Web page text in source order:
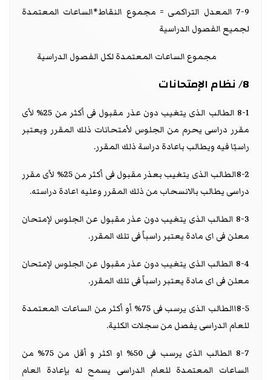
7-9 المعدل التراكمى = مجموع النقاط*الساعات المعتمدة
لجميع الفصول الدراسية
مجموع الساعات المعتمدة لكل الفصول الدراسية
8/ نظام الإمتحانات
8-1 الطالب الذى يتغيب دون عذر مقبول فى أكثر من 25% لأى
مقرر دراسى يحرم من الجلوس لأمتحانات ذلك المقرر ويعتبر
راسبًا فيه ويطالب باعادة دراسة ذلك المقرر.
8-2الطالب الذى يتغيب بعذر مقبول فى أكثر من 25% لأى مقرر
دراسى يطالب بالانسحاب من ذلك المقرر وعليه اعادة دراسته.
8-3 الطالب الذى يتغيب دون عذر مقبول عن الجلوس لإمتحان
معلن فى اى مادة يعتبر راسباً فى تلك المقرر.
8-4 الطالب الذى يتغيب دون عذر مقبول عن الجلوس لإمتحان
معلن فى اى مادة يعتبر راسباً فى تلك المقرر.
8-5االطالب الذى يرسب فى 75% أو أكثر من الساعات المعتمدة
للعام الدراسى يفصل من سجلات الكلية.
8-7 الطالب الذى يرسب فى 50% او اكثر و أقل من 75% من
الساعات المعتمدة للعام الدراسى يسمح له بإعادة العام